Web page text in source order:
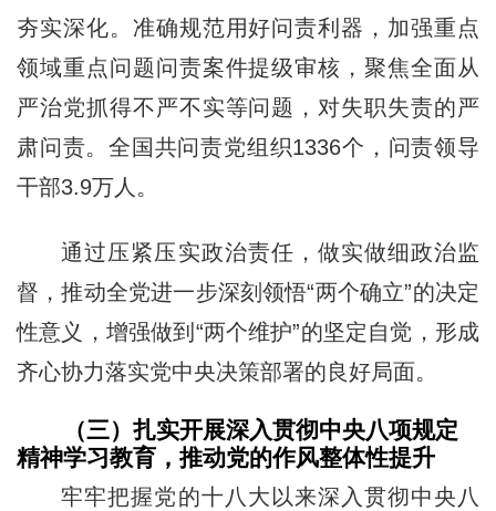
夯实深化。准确规范用好问责利器，加强重点
领域重点问题问责案件提级审核，聚焦全面从
严治党抓得不严不实等问题，对失职失责的严
肃问责。全国共问责党组织1336个，问责领导
干部3.9万人。
通过压紧压实政治责任，做实做细政治监
督，推动全党进一步深刻领悟“两个确立”的决定
性意义，增强做到“两个维护”的坚定自觉，形成
齐心协力落实党中央决策部署的良好局面。
（三）扎实开展深入贯彻中央八项规定
精神学习教育，推动党的作风整体性提升
牢牢把握党的十八大以来深入贯彻中央八